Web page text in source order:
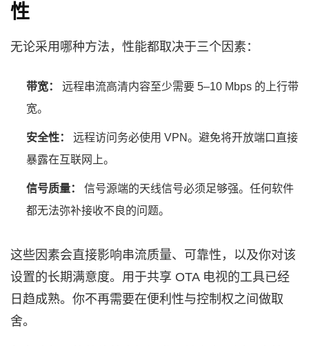
性
无论采用哪种方法，性能都取决于三个因素：
带宽：
远程串流高清内容至少需要 5–10 Mbps 的上行带
宽。
安全性：
远程访问务必使用 VPN。避免将开放端口直接
暴露在互联网上。
信号质量：
信号源端的天线信号必须足够强。任何软件
都无法弥补接收不良的问题。
这些因素会直接影响串流质量、可靠性，以及你对该
设置的长期满意度。用于共享 OTA 电视的工具已经
日趋成熟。你不再需要在便利性与控制权之间做取
舍。